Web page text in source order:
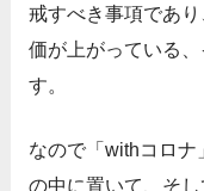
戒すべき事項であ
価が上がっている
す。
なので「withコロ
の中に置いて、そ